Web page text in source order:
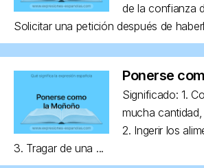
de la confianza
Solicitar una petición después de
Ponerse
Significado: 1.
mucha
2. Ingerir los
3. Tragar de una ...